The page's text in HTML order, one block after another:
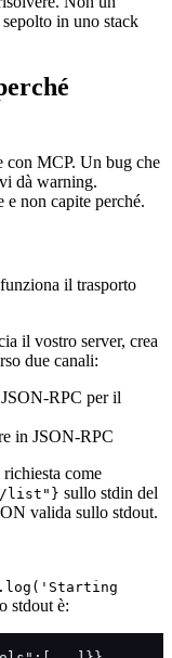
sepolto in uno stack
con MCP. Un bug che
dà warning.
e non capite perché.
il trasporto
il vostro server, crea
due canali:
RPC per il
in JSON-RPC
come
list"} sullo stdin del
valida sullo stdout.
stdout è: